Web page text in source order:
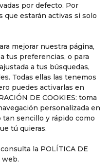
por defecto. Por
que estarán activas si solo
mejorar nuestra página,
tus preferencias, o para
a tus búsquedas,
Todas ellas las tenemos
puedes activarlas en
DE COOKIES: toma
personalizada en
tan sencillo y rápido como
tú quieras.
la POLÍTICA DE
web.
jugando,